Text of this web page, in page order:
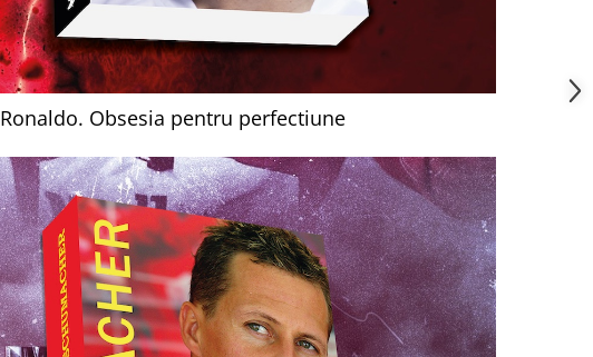
Ronaldo. Obsesia pentru perfectiune